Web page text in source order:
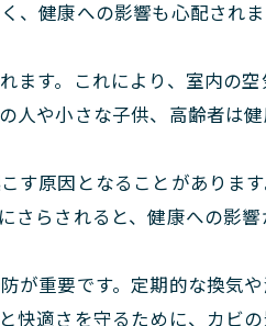
、健康への影響も心配されま
ます。これにより、室内の
や小さな子供、高齢者は
す原因となることがありま
らされると、健康への影響
が重要です。定期的な換気
適さを守るために、カビ